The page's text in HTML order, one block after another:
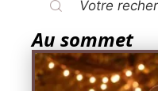
Au sommet